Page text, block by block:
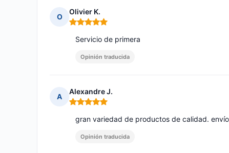
O
Olivier K.
Nota: 5 de 5
Servicio de primera
Opinión traducida
A
Alexandre J.
Nota: 5 de 5
gran variedad de productos de calidad.
Opinión traducida